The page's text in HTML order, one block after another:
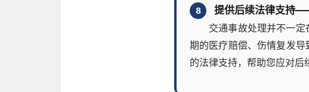
8
提供后续法律支持
交通事故处理并不一
期的医疗赔偿、伤情复发导
的法律支持，帮助您应对后